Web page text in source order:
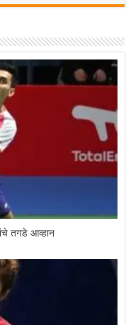
संघर्षपूर्ण अंतिम